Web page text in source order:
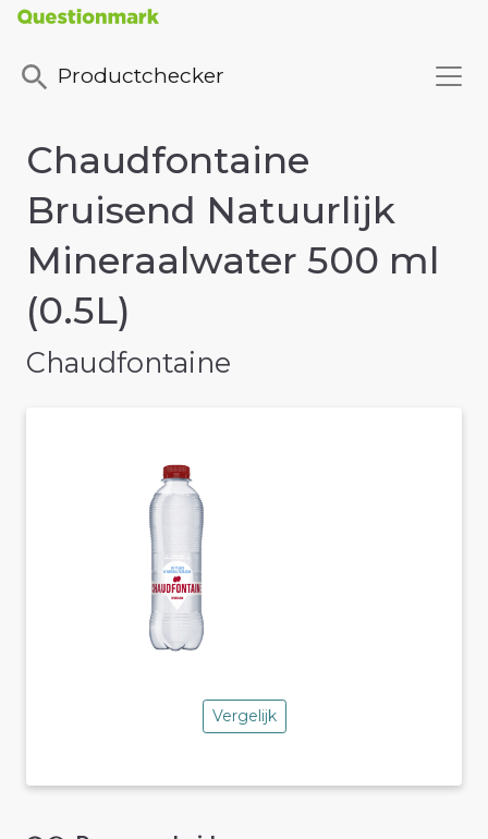
Productchecker
Chaudfontaine
Bruisend Natuurlijk
Mineraalwater 500 ml
(0.5L)
Chaudfontaine
Vergelijk